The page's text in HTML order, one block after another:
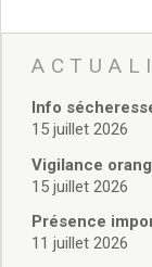
Vie
Info
15 juillet 2026
Vigilance
15 juillet 2026
Présence
11 juillet 2026